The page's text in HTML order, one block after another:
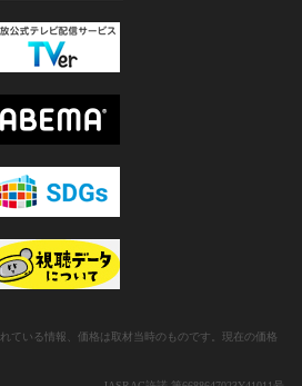
ている情報、価格は取材当時のものです。現在の価格